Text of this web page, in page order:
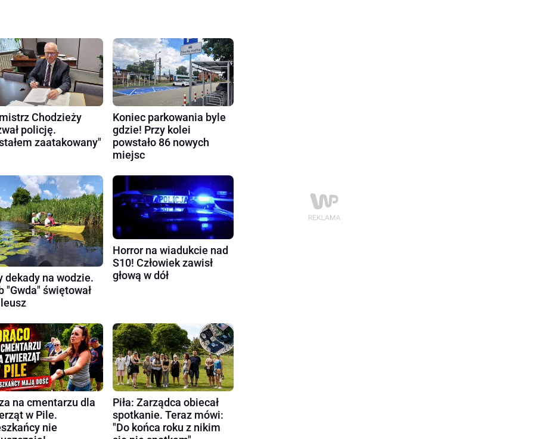
Chodzieży
policję.
zaatakowany"
Koniec parkowania byle
gdzie! Przy kolei
powstało 86 nowych
miejsc
dekady na wodzie.
"Gwda" świętował
Horror na wiadukcie nad
S10! Człowiek zawisł
głową w dół
na cmentarzu dla
w Pile.
nie
Piła: Zarządca obiecał
spotkanie. Teraz mówi:
"Do końca roku z nikim